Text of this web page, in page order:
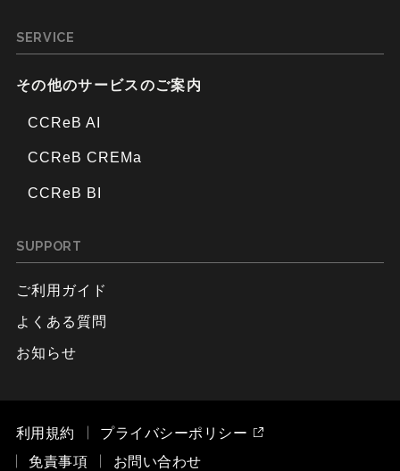
SERVICE
その他のサービスのご案内
CCReB AI
CCReB CREMa
CCReB BI
SUPPORT
ご利用ガイド
よくある質問
お知らせ
利用規約
プライバシーポリシー
免責事項
お問い合わせ